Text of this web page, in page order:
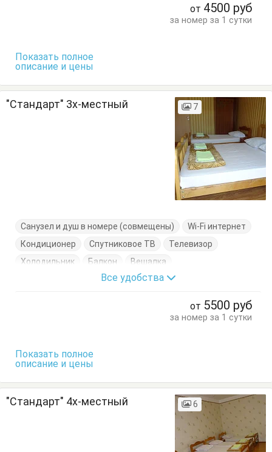
от 4500 руб
за номер за 1 сутки
Показать полное
описание и цены
"Стандарт" 3х-местный 7
Санузел и душ в номере (совмещены)
Wi-Fi интернет
Кондиционер
Спутниковое ТВ
Телевизор
Холодильник
Балкон
Вешалка
Кровати односпальные
Пуфик Стулья
Все удобства
от 5500 руб
за номер за 1 сутки
Показать полное
описание и цены
"Стандарт" 4х-местный 6